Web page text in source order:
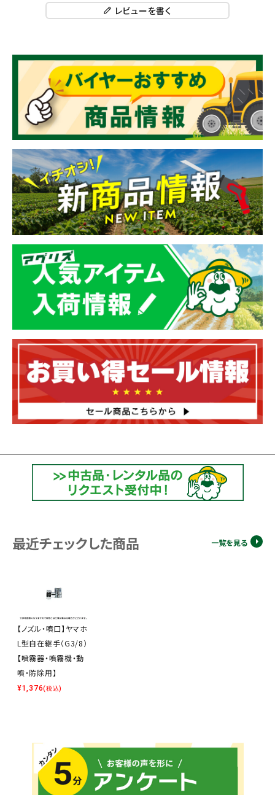
レビューを書く
最近チェックした商品 一覧を見る
【ノズル・噴口】ヤマホ
L型自在継手（G3/8）
【噴霧器・噴霧機・動
噴・防除用】
¥1,376(税込)